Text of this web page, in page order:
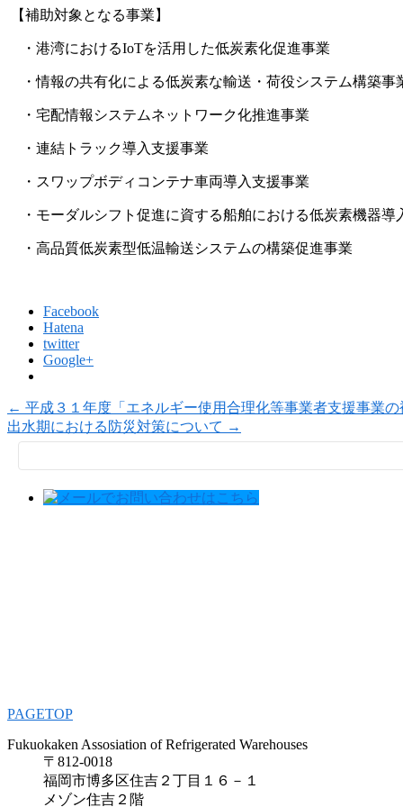
【補助対象となる事業】
・港湾におけるIoTを活用した低炭素化促進事業
・情報の共有化による低炭素な輸送・荷役システム構築事
・宅配情報システムネットワーク化推進事業
・連結トラック導入支援事業
・スワップボディコンテナ車両導入支援事業
・モーダルシフト促進に資する船舶における低炭素機器導
・高品質低炭素型低温輸送システムの構築促進事業
Facebook
Hatena
twitter
Google+
← 平成３１年度「エネルギー使用合理化等事業者支援事業
出水期における防災対策について →
索:
PAGETOP
Fukuokaken Assosiation of Refrigerated Warehouses
〒812-0018
福岡市博多区住吉２丁目１６－１
メゾン住吉２階